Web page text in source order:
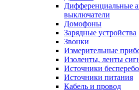
Дифференциальные
выключатели
Домофоны
Зарядные устройства
Звонки
Измерительные
Изоленты, ленты
Источники
Источники питания
Кабель и провод